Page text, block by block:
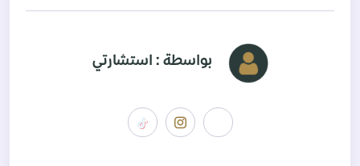
بواسطة : استشارتي